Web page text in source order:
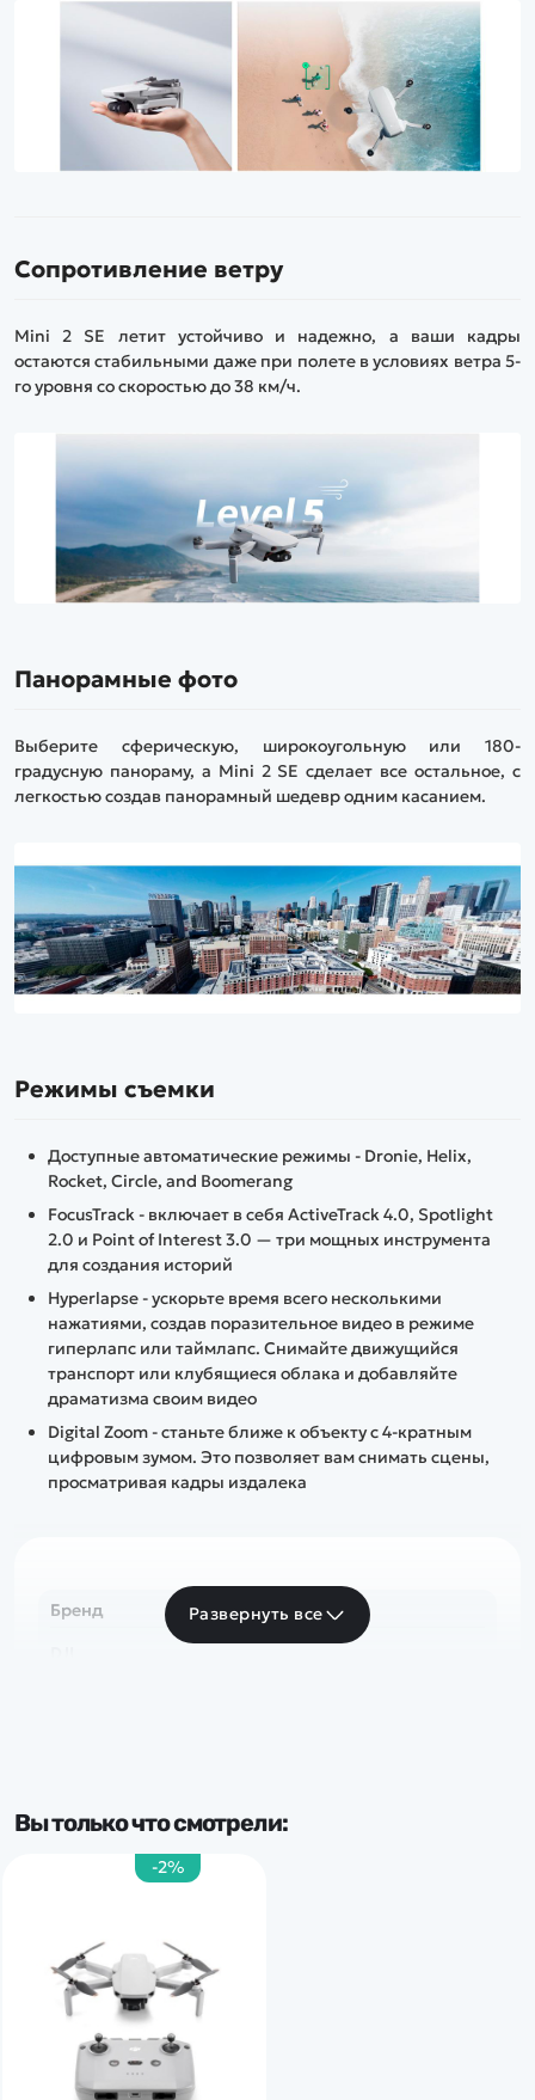
Сопротивление ветру
Mini 2 SE летит устойчиво и надежно, а ваши кадры
остаются стабильными даже при полете в условиях ветра 5-
го уровня со скоростью до 38 км/ч.
Панорамные фото
Выберите сферическую, широкоугольную или 180-
градусную панораму, а Mini 2 SE сделает все остальное, с
легкостью создав панорамный шедевр одним касанием.
Режимы съемки
Доступные автоматические режимы - Dronie, Helix,
Rocket, Circle, and Boomerang
FocusTrack - включает в себя ActiveTrack 4.0, Spotlight
2.0 и Point of Interest 3.0 — три мощных инструмента
для создания историй
Hyperlapse - ускорьте время всего несколькими
нажатиями, создав поразительное видео в режиме
гиперлапс или таймлапс. Снимайте движущийся
транспорт или клубящиеся облака и добавляйте
драматизма своим видео
Digital Zoom - станьте ближе к объекту с 4-кратным
цифровым зумом. Это позволяет вам снимать сцены,
просматривая кадры издалека
Бренд
Развернуть все
Вы только что смотрели:
-2%